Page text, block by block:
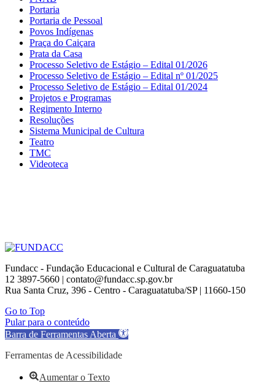
Portaria
Portaria de Pessoal
Povos Indígenas
Praça do Caiçara
Prata da Casa
Processo Seletivo de Estágio – Edital 01/2026
Processo Seletivo de Estágio – Edital nº 01/2025
Processo Seletivo de Estágio – Edital 01/2024
Projetos e Programas
Regimento Interno
Resoluções
Sistema Municipal de Cultura
Teatro
TMC
Videoteca
Fundacc - Fundação Educacional e Cultural de Caraguatatuba
12 3897-5660 | contato@fundacc.sp.gov.br
Rua Santa Cruz, 396 - Centro - Caraguatatuba/SP | 11660-150
Go to Top
Pular para o conteúdo
Barra de Ferramentas Aberta
Ferramentas de Acessibilidade
Aumentar o Texto